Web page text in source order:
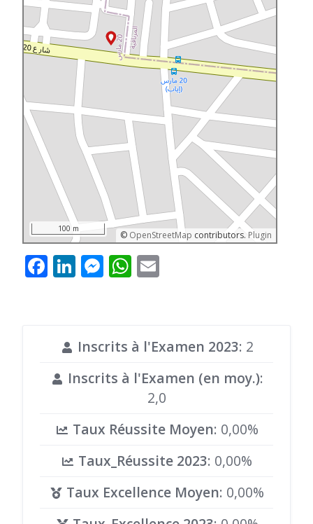
© OpenStreetMap contributors. Plugin
100 m
Facebook
LinkedIn
Messenger
WhatsApp
Inscrits à l'Examen 2023: 2
Inscrits à l'Examen (en moy.):
2,0
Taux Réussite Moyen: 0,00%
Taux_Réussite 2023: 0,00%
Taux Excellence Moyen: 0,00%